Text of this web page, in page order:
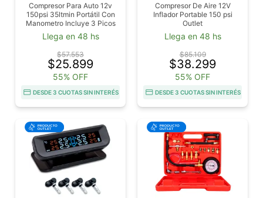
Compresor Para Auto 12v
150psi 35ltmin Portátil Con
Manometro Incluye 3 Picos
Outlet
Llega en 48 hs
$57.553
$25.899
55% OFF
DESDE 3 CUOTAS SIN INTERÉS
Compresor De Aire 12V
Inflador Portable 150 psi
Outlet
Llega en 48 hs
$85.109
$38.299
55% OFF
DESDE 3 CUOTAS SIN INTERÉS